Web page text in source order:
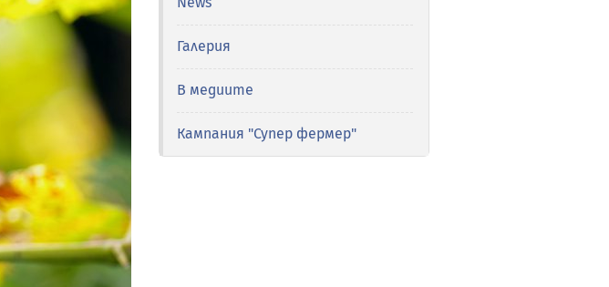
Галерия
В медиите
Кампания "Супер фермер"